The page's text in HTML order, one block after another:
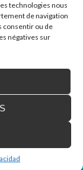
technologies nous
de navigation
consentir ou de
négatives sur
proche de la
presente en